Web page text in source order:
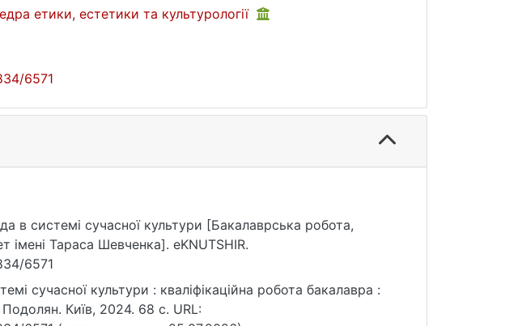
етики, естетики та культурології
6571
в системі сучасної культури [Бакалаврська робота,
імені Тараса Шевченка]. eKNUTSHIR.
6571
сучасної культури : кваліфікаційна робота бакалавра :
Київ, 2024. 68 с. URL: